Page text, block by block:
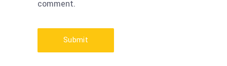
comment.
Submit